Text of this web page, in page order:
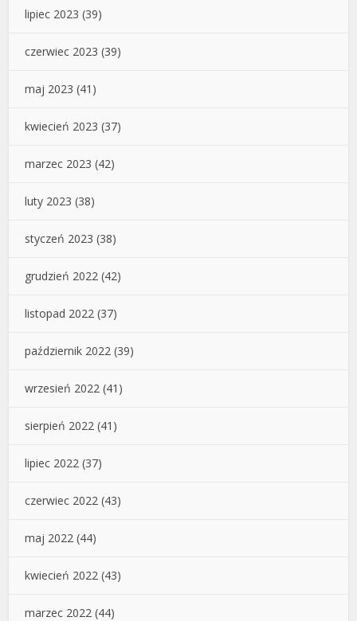
lipiec 2023 (39)
czerwiec 2023 (39)
maj 2023 (41)
kwiecień 2023 (37)
marzec 2023 (42)
luty 2023 (38)
styczeń 2023 (38)
grudzień 2022 (42)
listopad 2022 (37)
październik 2022 (39)
wrzesień 2022 (41)
sierpień 2022 (41)
lipiec 2022 (37)
czerwiec 2022 (43)
maj 2022 (44)
kwiecień 2022 (43)
marzec 2022 (44)